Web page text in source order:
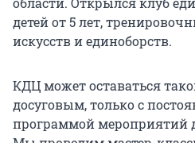
детей от 5 лет,
искусств и единоборств.
КДЦ может оставаться
досуговым, только с
программой мероприятий